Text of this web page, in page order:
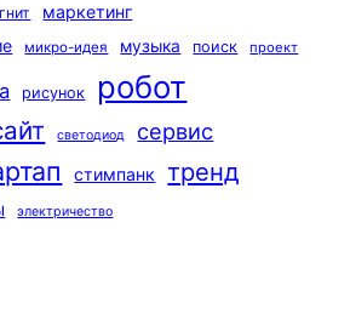
маркетинг
микро-идея музыка поиск проект
рисунок робот
светодиод сервис
стимпанк тренд
электричество